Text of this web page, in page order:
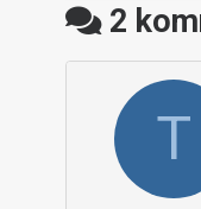
2
T